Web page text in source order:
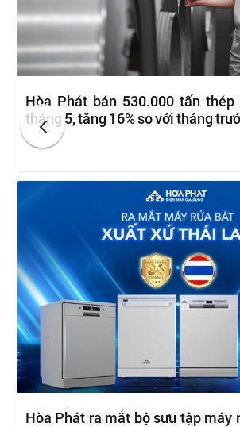
Hòa Phát bán 530.000 tấn
tháng 5, tăng 16% so với tháng
Hòa Phát ra mắt bộ sưu tập máy